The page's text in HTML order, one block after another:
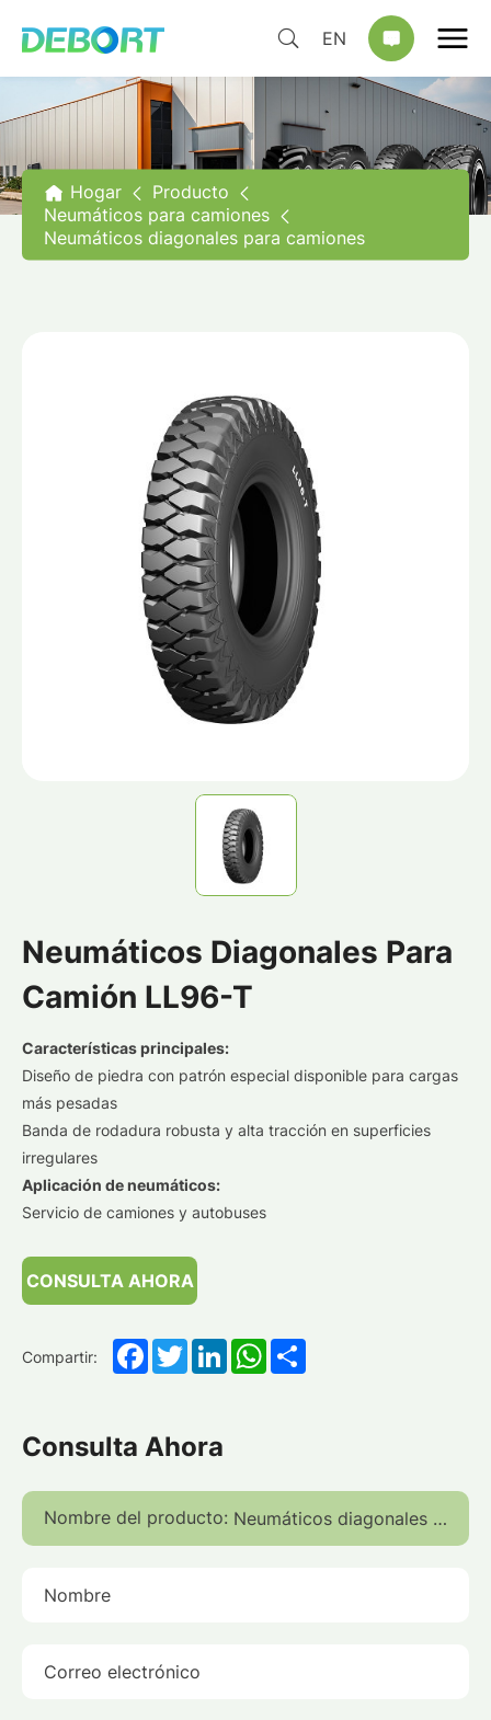
EN
Hogar
Producto
Neumáticos para camiones
Neumáticos diagonales para camiones
Neumáticos Diagonales Para
Camión LL96-T
Características principales:
Diseño de piedra con patrón especial disponible para cargas
más pesadas
Banda de rodadura robusta y alta tracción en superficies
irregulares
Aplicación de neumáticos:
Servicio de camiones y autobuses
CONSULTA AHORA
Compartir: FacebookTwitterLinkedInWhatsApp
Consulta Ahora
Nombre del producto:
Nombre
Correo electrónico